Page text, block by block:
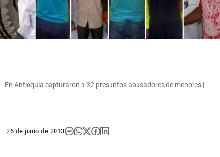
En Antioquia capturaron a 32 presuntos abusadores de menores |
26 de junio de 2013